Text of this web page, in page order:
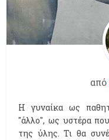
από
Η γυναίκα ως
''άλλο'', ως υστέρα
της ύλης. Τι θα